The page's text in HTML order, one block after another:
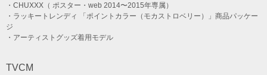
・CHUXXX（ ポスター・web 2014〜2015年専属）
・ラッキートレンディ 「ポイントカラー（モカストロベリー）」商品パッケー
ジ
・アーティストグッズ着用モデル
TVCM